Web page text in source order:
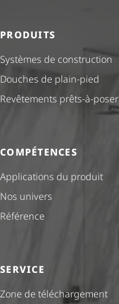
PRODUITS
Systèmes de construction
Douches de plain-pied
Revêtements prêts-à-poser
COMPÉTENCES
Applications du produit
Nos univers
Référence
SERVICE
Zone de téléchargement